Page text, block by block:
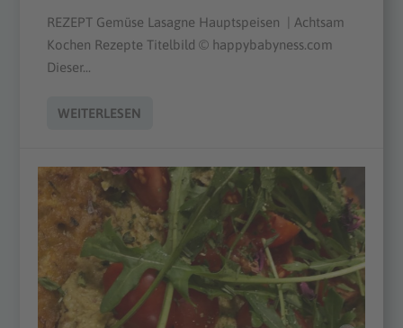
REZEPT Gemüse Lasagne Hauptspeisen | Achtsam
Kochen Rezepte Titelbild © happybabyness.com
Dieser...
WEITERLESEN